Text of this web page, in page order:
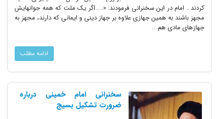
کردند . امام در این سخنرانی فرمودند: «....اگر یک ملت که همه جوانهایش
مجهز باشند به همین جهازی علاوه بر جهاز دینی و ایمانی که دارند، مجهز به
جهازهای مادی هم...
ادامه مطلب
سخنرانی امام خمینی درباره
ضرورت تشکیل بسیج